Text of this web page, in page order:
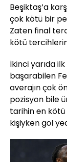
Beşiktaş’a
çok kötü bir
Zaten final
kötü
İkinci yarıda
başarabilen
averajın çok
pozisyon bile
tarihin en kötü
kişiyken gol